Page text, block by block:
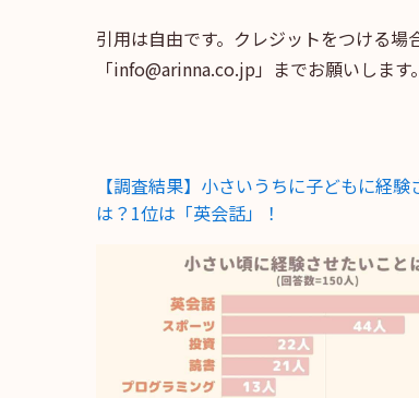
引用は自由です。クレジットをつける場
「info@arinna.co.jp」までお願いします。
【調査結果】小さいうちに子どもに経験
は？1位は「英会話」！